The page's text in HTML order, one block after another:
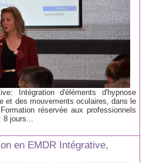
Intégration d'éléments d'hypnose
et des mouvements oculaires, dans le
réservée aux professionnels
jours...
en EMDR Intégrative,